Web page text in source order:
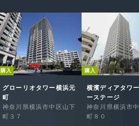
購入
グローリオタワー横浜元
町
神奈川県横浜市中区山下
町３７
購入
横濱ディアタワ
ーステージ
神奈川県横浜市
町８０